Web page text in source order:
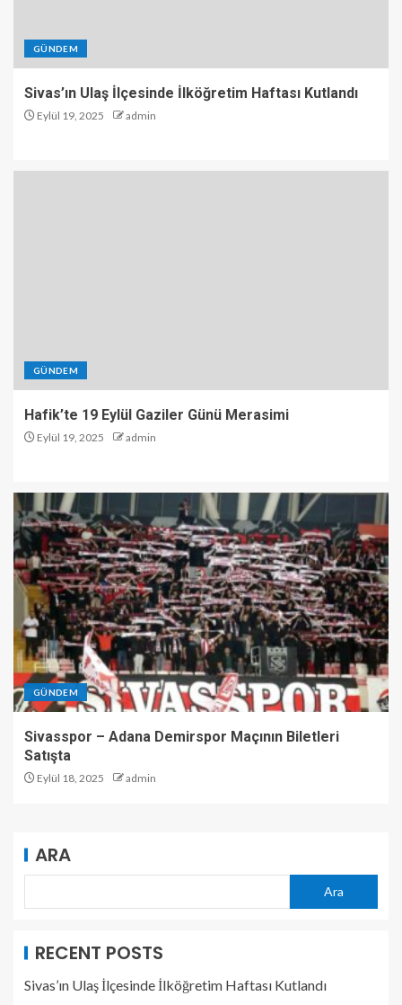
GÜNDEM
Sivas’ın Ulaş İlçesinde İlköğretim Haftası Kutlandı
Eylül 19, 2025 admin
GÜNDEM
Hafik’te 19 Eylül Gaziler Günü Merasimi
Eylül 19, 2025 admin
GÜNDEM
Sivasspor – Adana Demirspor Maçının Biletleri
Satışta
Eylül 18, 2025 admin
ARA
Ara
RECENT POSTS
Sivas’ın Ulaş İlçesinde İlköğretim Haftası Kutlandı